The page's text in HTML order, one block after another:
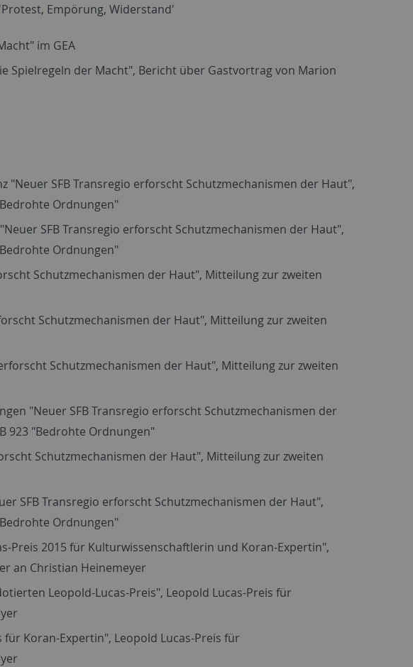
Empörung, Widerstand'
im GEA
Spielregeln der Macht", Bericht über Gastvortrag von Marion
"Neuer SFB Transregio erforscht Schutzmechanismen der Haut",
Ordnungen"
SFB Transregio erforscht Schutzmechanismen der Haut",
Ordnungen"
Schutzmechanismen der Haut", Mitteilung zur zweiten
Schutzmechanismen der Haut", Mitteilung zur zweiten
Schutzmechanismen der Haut", Mitteilung zur zweiten
"Neuer SFB Transregio erforscht Schutzmechanismen der
923 "Bedrohte Ordnungen"
Schutzmechanismen der Haut", Mitteilung zur zweiten
SFB Transregio erforscht Schutzmechanismen der Haut",
Ordnungen"
Preis 2015 für Kulturwissenschaftlerin und Koran-Expertin",
an Christian Heinemeyer
Leopold-Lucas-Preis", Leopold Lucas-Preis für
für Koran-Expertin", Leopold Lucas-Preis für